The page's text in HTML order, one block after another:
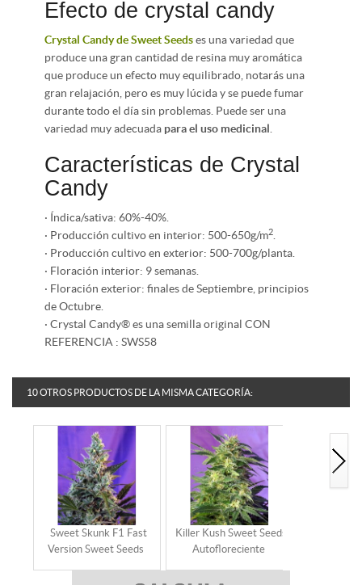
Efecto de crystal candy
Crystal Candy de Sweet Seedses una variedad que
produce una gran cantidad de resina muy aromática
que produce un efecto muy equilibrado, notarás una
gran relajación, pero es muy lúcida y se puede fumar
durante todo el día sin problemas. Puede ser una
variedad muy adecuada para el uso medicinal
Características de Crystal
Candy
· Índica/sativa: 60%-40%.
· Producción cultivo en interior: 500-650g/m2
· Producción cultivo en exterior: 500-700g/planta.
· Floración interior: 9 semanas.
· Floración exterior: finales de Septiembre, principios
de Octubre.
· Crystal Candy® es una semilla original CON
REFERENCIA : SWS58
10 OTROS PRODUCTOS DE LA MISMA CATEGORÍA:
Sweet Skunk F1 Fast
Version Sweet Seeds
Killer Kush Sweet Seeds
Autofloreciente